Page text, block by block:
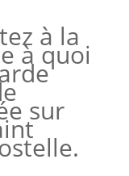
à la
à quoi
sur